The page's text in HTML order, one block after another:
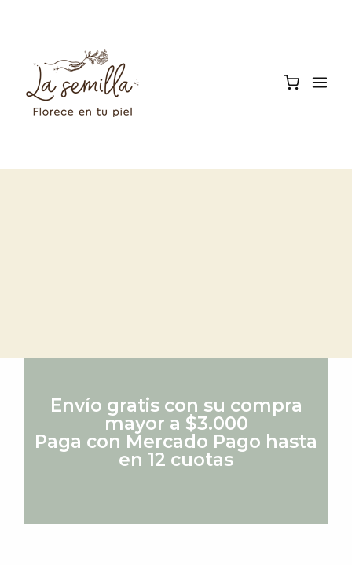
Envío gratis con su compra
mayor a $3.000
Paga con Mercado Pago hasta
en 12 cuotas